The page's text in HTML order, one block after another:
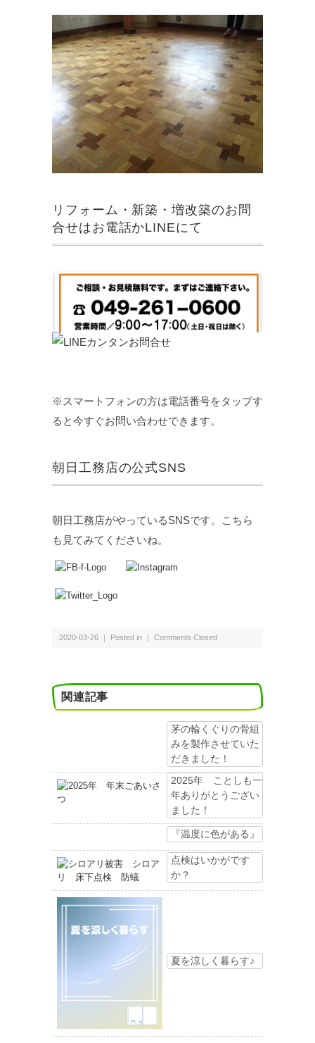
リフォーム・新築・増改築のお問
合せはお電話かLINEにて
※スマートフォンの方は電話番号をタップす
ると今すぐお問い合わせできます。
朝日工務店の公式SNS
朝日工務店がやっているSNSです。こちら
も見てみてくださいね。
2020-03-26 ｜ Posted in ｜ Comments Closed
関連記事
茅の輪くぐりの骨組
みを製作させていた
だきました！
2025年 ことしも一
年ありがとうござい
ました！
『温度に色がある』
点検はいかがです
か？
夏を涼しく暮らす♪